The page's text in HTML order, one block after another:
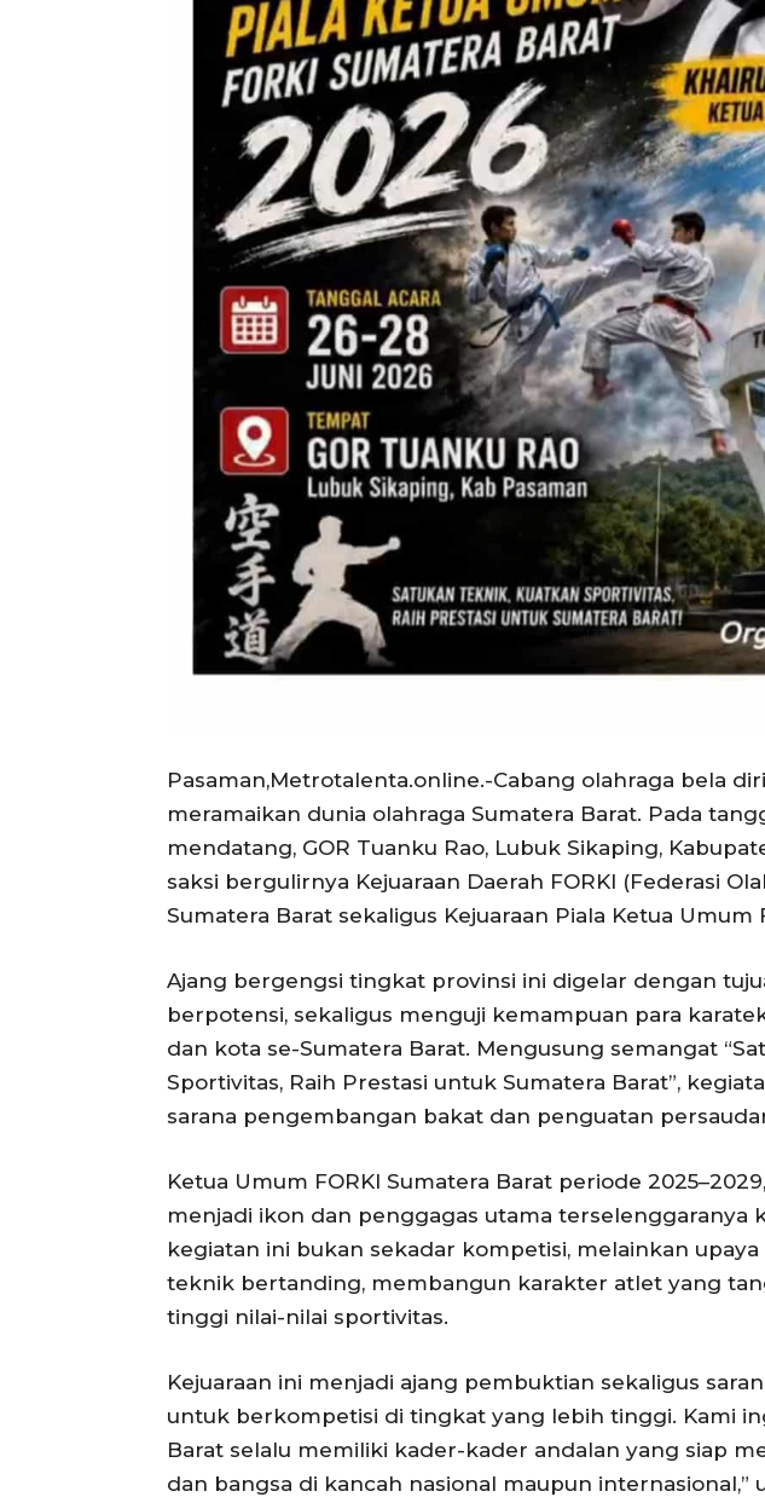
Pasaman,Metrotalenta.online.-Cabang olahraga bela
meramaikan dunia olahraga Sumatera Barat. Pada
mendatang, GOR Tuanku Rao, Lubuk Sikaping,
saksi bergulirnya Kejuaraan Daerah FORKI (Federasi
Sumatera Barat sekaligus Kejuaraan Piala Ketua Umum
Ajang bergengsi tingkat provinsi ini digelar dengan
berpotensi, sekaligus menguji kemampuan para
dan kota se-Sumatera Barat. Mengusung semangat
Sportivitas, Raih Prestasi untuk Sumatera Barat”,
sarana pengembangan bakat dan penguatan
Ketua Umum FORKI Sumatera Barat periode
menjadi ikon dan penggagas utama terselenggaranya
kegiatan ini bukan sekadar kompetisi, melainkan
teknik bertanding, membangun karakter atlet yang
tinggi nilai-nilai sportivitas.
Kejuaraan ini menjadi ajang pembuktian sekaligus
untuk berkompetisi di tingkat yang lebih tinggi. Kami
Barat selalu memiliki kader-kader andalan yang siap
dan bangsa di kancah nasional maupun internasional,”